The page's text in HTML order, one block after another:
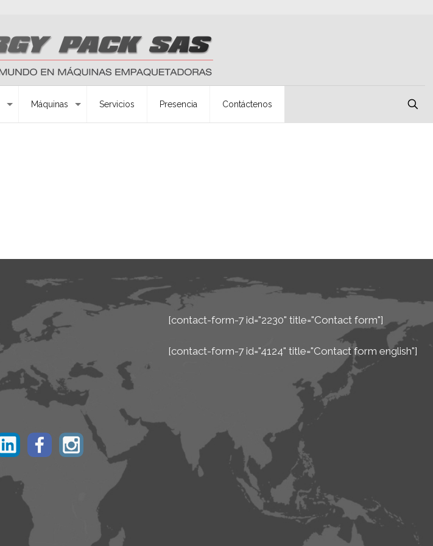
Máquinas Servicios Presencia Contáctenos
[contact-form-7 id="2230" title="Contact form"]
[contact-form-7 id="4124" title="Contact form english"]